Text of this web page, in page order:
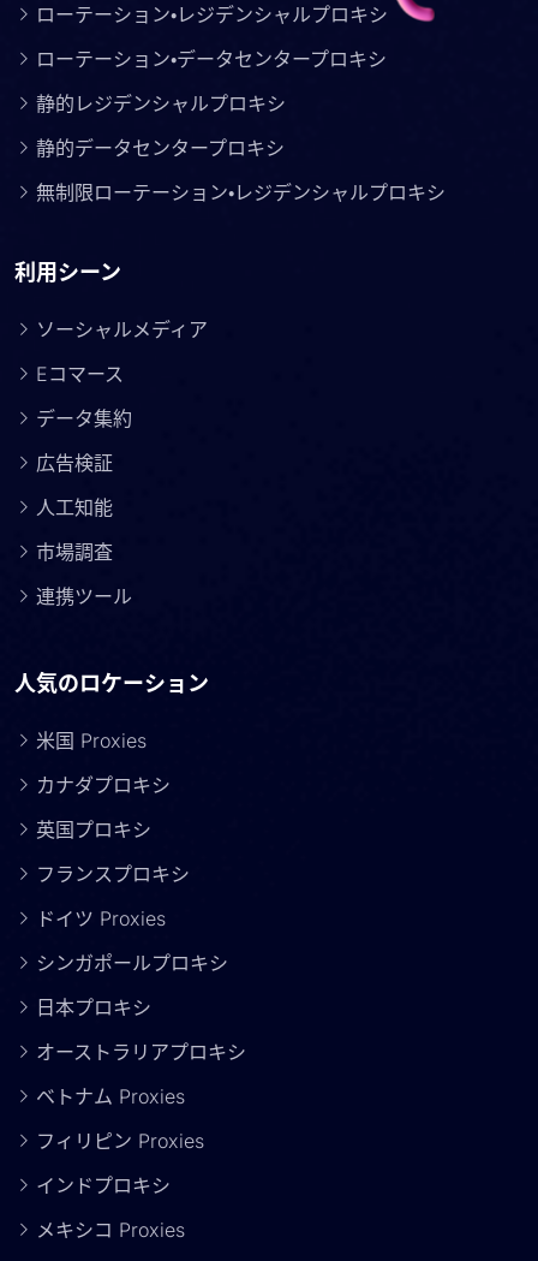
ローテーション・レジデンシャルプロキシ
ローテーション・データセンタープロキシ
静的レジデンシャルプロキシ
静的データセンタープロキシ
無制限ローテーション・レジデンシャルプロキシ
利用シーン
ソーシャルメディア
Eコマース
データ集約
広告検証
人工知能
市場調査
連携ツール
人気のロケーション
米国 Proxies
カナダプロキシ
英国プロキシ
フランスプロキシ
ドイツ Proxies
シンガポールプロキシ
日本プロキシ
オーストラリアプロキシ
ベトナム Proxies
フィリピン Proxies
インドプロキシ
メキシコ Proxies